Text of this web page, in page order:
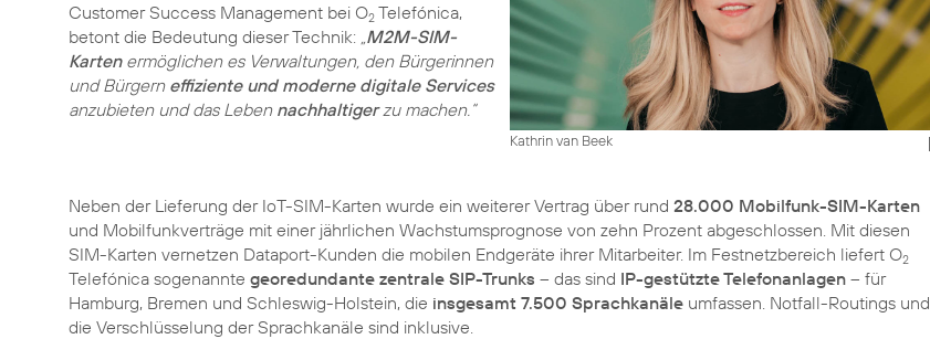
Kathrin van Beek
Customer Success Management bei O2 Telefónica,
betont die Bedeutung dieser Technik: „M2M-SIM-
Kartenermöglichen es Verwaltungen, den Bürgerinnen
und Bürgern effiziente und moderne digitale Services
anzubieten und das Leben nachhaltigerzu machen.“
Neben der Lieferung der IoT-SIM-Karten wurde ein weiterer Vertrag über rund 28.000 Mobilfunk-SIM-Karten
und Mobilfunkverträge mit einer jährlichen Wachstumsprognose von zehn Prozent abgeschlossen. Mit diesen
SIM-Karten vernetzen Dataport-Kunden die mobilen Endgeräte ihrer Mitarbeiter. Im Festnetzbereich liefert O2
Telefónica sogenannte georedundante zentrale SIP-Trunks – das sind IP-gestützte Telefonanlagen – für
Hamburg, Bremen und Schleswig-Holstein, die insgesamt 7.500 Sprachkanäle umfassen. Notfall-Routings und
die Verschlüsselung der Sprachkanäle sind inklusive.